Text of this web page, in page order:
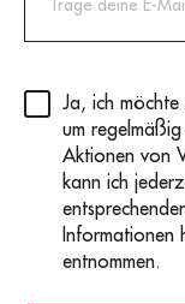
Privacy(erforderlich)
Ja, ich
um
Aktionen von
kann ich
Informationen
entnommen.